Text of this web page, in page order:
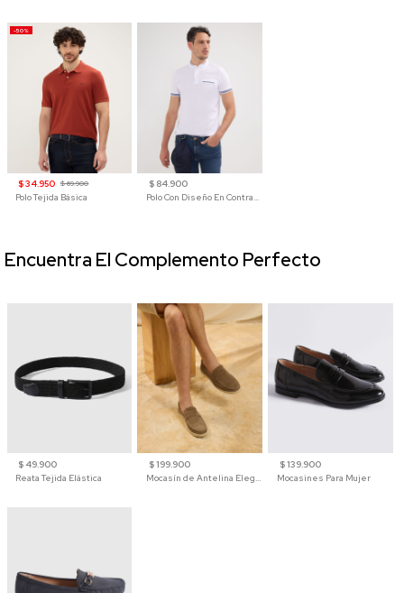
-50%
$ 34.950 $ 69.900
Polo Tejida Básica
$ 84.900
Polo Con Diseño En Contraste
$ 49.900
Reata Tejida Elástica
$ 199.900
Mocasín de Antelina Elegante con Suela de Contraste Para Hombre
$ 139.900
Mocasines Para Mujer
Encuentra El Complemento Perfecto